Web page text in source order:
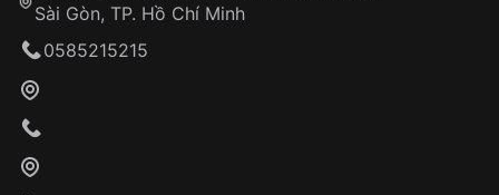
Khách hàng kiểm tra và thanh toán trực tiếp
Sài Gòn, TP. Hồ Chí Minh
0585215215